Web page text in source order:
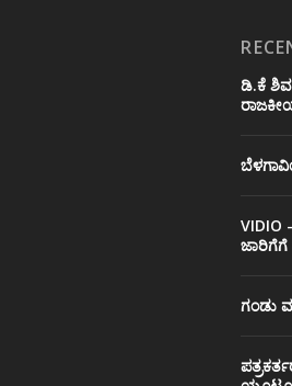
ಡಿ.ಕೆ
ಜಾರಿಗೆಗೆ
ಗಂಡು